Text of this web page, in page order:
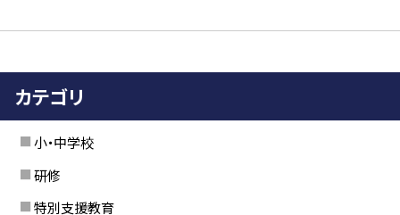
カテゴリ
小・中学校
研修
特別支援教育